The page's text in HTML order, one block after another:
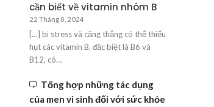
cần biết về vitamin nhóm B
22 Tháng 8, 2024
[…] bị stress và căng thẳng có thể thiếu
hụt các vitamin B, đặc biệt là B6 và
B12, có…
Tổng hợp những tác dụng
của men vi sinh đối với sức khỏe